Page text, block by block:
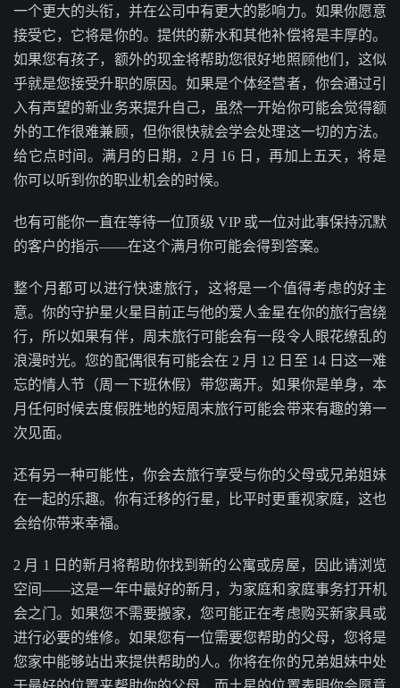
一个更大的头衔，并在公司中有更大的影响力。如果你愿意
接受它，它将是你的。提供的薪水和其他补偿将是丰厚的。
如果您有孩子，额外的现金将帮助您很好地照顾他们，这似
乎就是您接受升职的原因。如果是个体经营者，你会通过引
入有声望的新业务来提升自己，虽然一开始你可能会觉得额
外的工作很难兼顾，但你很快就会学会处理这一切的方法。
给它点时间。满月的日期，2 月 16 日，再加上五天，将是
你可以听到你的职业机会的时候。
也有可能你一直在等待一位顶级 VIP 或一位对此事保持沉默
的客户的指示——在这个满月你可能会得到答案。
整个月都可以进行快速旅行，这将是一个值得考虑的好主
意。你的守护星火星目前正与他的爱人金星在你的旅行宫绕
行，所以如果有伴，周末旅行可能会有一段令人眼花缭乱的
浪漫时光。您的配偶很有可能会在 2 月 12 日至 14 日这一难
忘的情人节（周一下班休假）带您离开。如果你是单身，本
月任何时候去度假胜地的短周末旅行可能会带来有趣的第一
次见面。
还有另一种可能性，你会去旅行享受与你的父母或兄弟姐妹
在一起的乐趣。你有迁移的行星，比平时更重视家庭，这也
会给你带来幸福。
2 月 1 日的新月将帮助你找到新的公寓或房屋，因此请浏览
空间——这是一年中最好的新月，为家庭和家庭事务打开机
会之门。如果您不需要搬家，您可能正在考虑购买新家具或
进行必要的维修。如果您有一位需要您帮助的父母，您将是
您家中能够站出来提供帮助的人。你将在你的兄弟姐妹中处